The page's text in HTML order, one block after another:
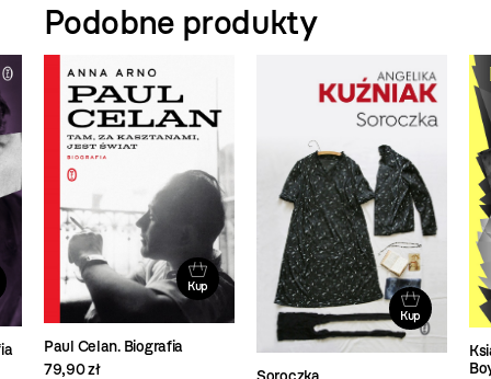
Podobne produkty
Kup
Paul Celan. Biografia
79,90 zł
Kup